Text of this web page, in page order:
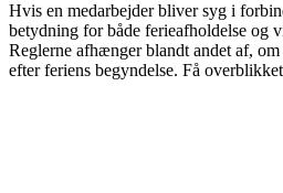
Hvis en medarbejder bliver syg i
betydning for både ferieafholdelse og
Reglerne afhænger blandt andet af,
efter feriens begyndelse. Få